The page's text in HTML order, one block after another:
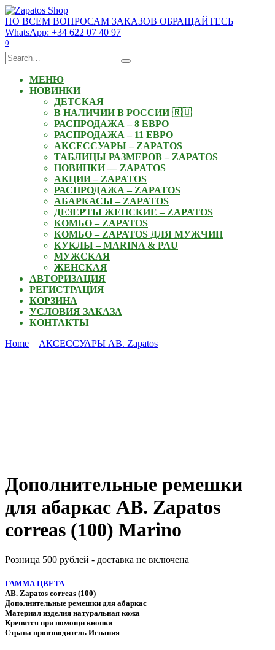
Skip
to
content
ПО ВСЕМ ВОПРОСАМ ЗАКАЗОВ ОБРАЩАЙТЕСЬ
WhatsApp: +34 622 07 40 97
0
Search
for:
МЕНЮ
НОВИНКИ
ДЕТСКАЯ
В НАЛИЧИИ В РОССИИ 🇷🇺
РАСПРОДАЖА – 8 ЕВРО
РАСПРОДАЖА – 11 ЕВРО
АКСЕССУАРЫ – ZAPATOS
ТАБЛИЦЫ РАЗМЕРОВ – ZAPATOS
НОВИНКИ — ZAPATOS
АКЦИИ – ZAPATOS
РАСПРОДАЖА – ZAPATOS
АБАРКАСЫ – ZAPATOS
ДЕЗЕРТЫ ЖЕНСКИЕ – ZAPATOS
КОМБО – ZAPATOS
КОМБО – ZAPATOS ДЛЯ МУЖЧИН
КУКЛЫ – MARINA & PAU
МУЖСКАЯ
ЖЕНСКАЯ
АВТОРИЗАЦИЯ
РЕГИСТРАЦИЯ
КОРЗИНА
УСЛОВИЯ ЗАКАЗА
КОНТАКТЫ
Home
АКСЕССУАРЫ AB. Zapatos
Дополнительные ремешки
для абаркас AB. Zapatos
correas (100) Marino
Розница 500 рублей - доставка не включена
ГАММА ЦВЕТА
AB. Zapatos correas (100)
Дополнительные ремешки для абаркас
Материал изделия натуральная кожа
Крепятся при помощи кнопки
Страна производитель Испания